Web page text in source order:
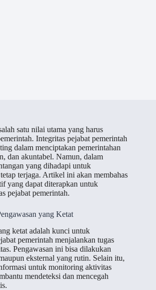
satu nilai utama yang harus
Integritas pejabat pemerintah
dalam menciptakan pemerintahan
dan akuntabel. Namun, dalam
yang dihadapi untuk
terjaga. Artikel ini akan membahas
yang dapat diterapkan untuk
pejabat pemerintah.
yang Ketat
ketat adalah kunci untuk
pemerintah menjalankan tugas
Pengawasan ini bisa dilakukan
eksternal yang rutin. Selain itu,
untuk monitoring aktivitas
mendeteksi dan mencegah